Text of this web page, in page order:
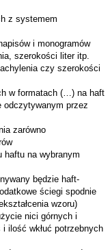
z systemem
i monogramów
szerokości liter itp.
czy szerokości
w formatach (…) na haft
odczytywanym przez
zarówno
haftu na wybranym
będzie haft-
ściegi spodnie
wzoru)
nici górnych i
ilość wkłuć potrzebnych